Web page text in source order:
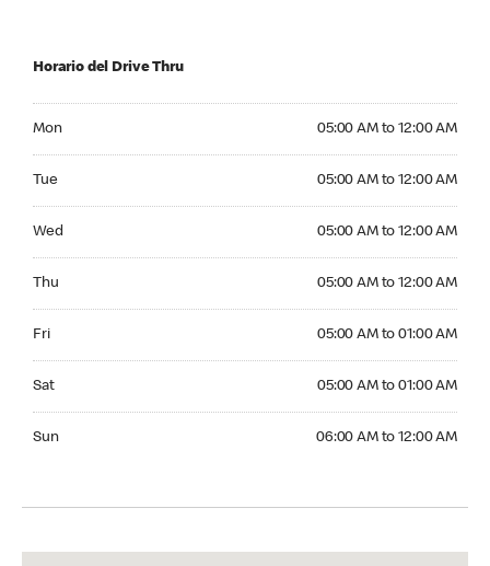
Horario del Drive Thru
Mon 05:00 AM to 12:00 AM
Tue 05:00 AM to 12:00 AM
Wed 05:00 AM to 12:00 AM
Thu 05:00 AM to 12:00 AM
Fri 05:00 AM to 01:00 AM
Sat 05:00 AM to 01:00 AM
Sun 06:00 AM to 12:00 AM